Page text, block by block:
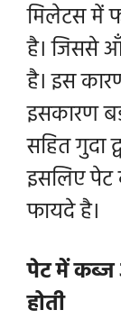
मिलेटस में
है। जिससे
है। इस
इसकारण
सहित गुदा
इसलिए
फायदे है।
पेट में कब्ज
होती